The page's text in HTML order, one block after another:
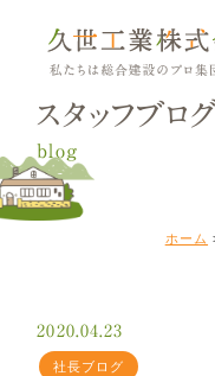
スタッフブロ
blog
ホーム
2020.04.23
社長ブログ